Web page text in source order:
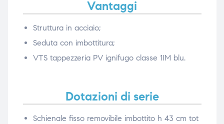
Vantaggi
Struttura in acciaio;
Seduta con imbottitura;
VTS tappezzeria PV ignifugo classe 1IM blu.
Dotazioni di serie
Schienale fisso removibile imbottito h 43 cm tot